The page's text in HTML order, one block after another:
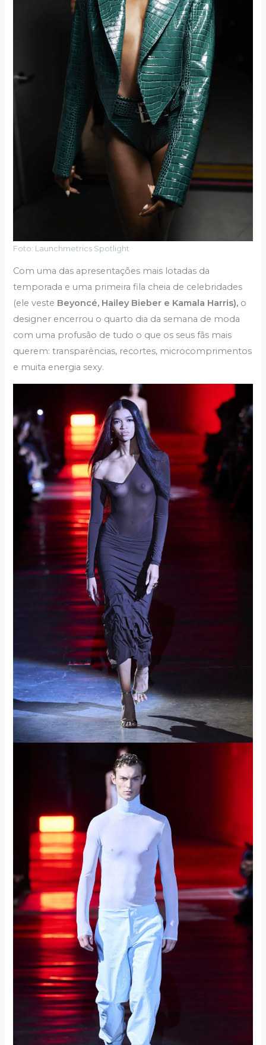
Foto: Launchmetrics Spotlight
Com uma das apresentações mais lotadas da
temporada e uma primeira fila cheia de celebridades
(ele veste Beyoncé, Hailey Bieber e Kamala Harris), o
designer encerrou o quarto dia da semana de moda
com uma profusão de tudo o que os seus fãs mais
querem: transparências, recortes, microcomprimentos
e muita energia sexy.